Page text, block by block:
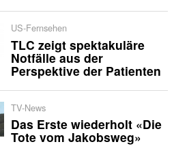
US-Fernsehen
TLC zeigt spektakuläre
Notfälle aus der
Perspektive der Patienten
TV-News
Das Erste wiederholt «Die
Tote vom Jakobsweg»